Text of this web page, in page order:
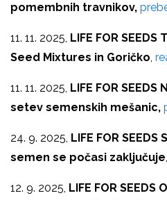
pomembnih travnikov,
11. 11. 2025, LIFE FOR
Seed Mixtures in Goričko,
11. 11. 2025, LIFE FOR
setev semenskih mešanic,
24. 9. 2025, LIFE FOR
semen se počasi zaključuje,
12. 9. 2025, LIFE FOR